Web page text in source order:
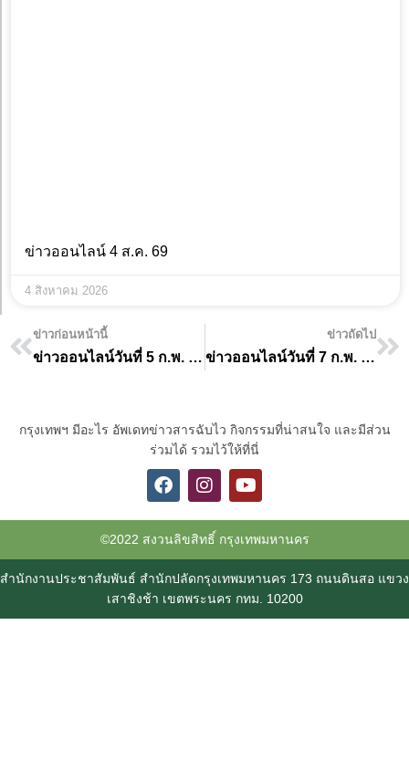
ข่าวออนไลน์ 4 ส.ค. 69
4 สิงหาคม 2026
ข่าวก่อนหน้านี้
ข่าวออนไลน์วันที่ 5 ก.พ. 68
ข่าวถัดไป
ข่าวออนไลน์วันที่ 7 ก.พ. 68
กรุงเทพฯ มีอะไร อัพเดทข่าวสารฉับไว กิจกรรมที่น่าสนใจ และมีส่วน
ร่วมได้ รวมไว้ให้ที่นี่
©2022 สงวนลิขสิทธิ์ กรุงเทพมหานคร
สำนักงานประชาสัมพันธ์ สำนักปลัดกรุงเทพมหานคร 173 ถนนดินสอ แขวง
เสาชิงช้า เขตพระนคร กทม. 10200